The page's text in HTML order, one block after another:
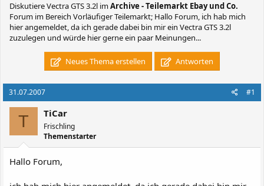
DiskutiereVectra GTS 3.2l imArchive - Teilemarkt Ebay und Co.
Forum im Bereich Vorläufiger Teilemarkt; Hallo Forum, ich hab mich
hier angemeldet, da ich gerade dabei bin mir ein Vectra GTS 3.2l
zuzulegen und würde hier gerne ein paar Meinungen...
Neues Thema erstellen Antworten
31.07.2007 #1
T TiCar
Frischling
Themenstarter
Hallo Forum,